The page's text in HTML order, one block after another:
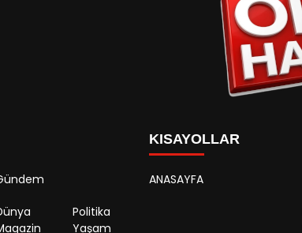
Politika
Yaşam
KISAYOLLAR
ANASAYFA